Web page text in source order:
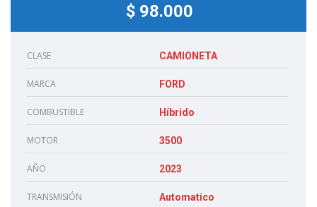
$ 98.000
CLASE CAMIONETA
MARCA FORD
COMBUSTIBLE Híbrido
MOTOR 3500
AÑO 2023
TRANSMISIÓN Automatico